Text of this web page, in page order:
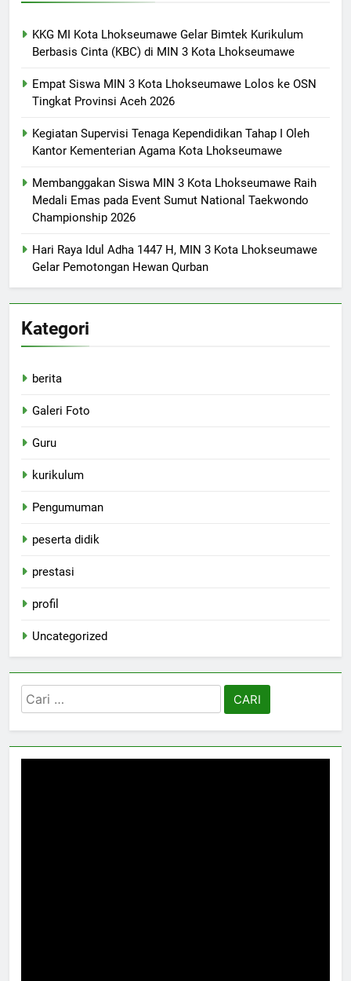
KKG MI Kota Lhokseumawe Gelar Bimtek Kurikulum
Berbasis Cinta (KBC) di MIN 3 Kota Lhokseumawe
Empat Siswa MIN 3 Kota Lhokseumawe Lolos ke OSN
Tingkat Provinsi Aceh 2026
Kegiatan Supervisi Tenaga Kependidikan Tahap I Oleh
Kantor Kementerian Agama Kota Lhokseumawe
Membanggakan Siswa MIN 3 Kota Lhokseumawe Raih
Medali Emas pada Event Sumut National Taekwondo
Championship 2026
Hari Raya Idul Adha 1447 H, MIN 3 Kota Lhokseumawe
Gelar Pemotongan Hewan Qurban
Kategori
berita
Galeri Foto
Guru
kurikulum
Pengumuman
peserta didik
prestasi
profil
Uncategorized
Cari
untuk: